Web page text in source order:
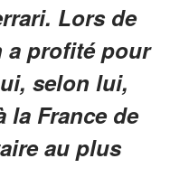
Lors de
a profité pour
selon lui,
la France de
au plus